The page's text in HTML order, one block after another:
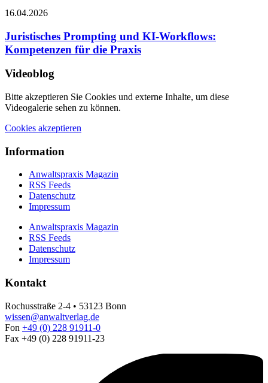
16.04.2026
Juristisches Prompting und KI-Workflows:
Kompetenzen für die Praxis
Videoblog
Bitte akzeptieren Sie Cookies und externe Inhalte, um diese
Videogalerie sehen zu können.
Cookies akzeptieren
Information
Anwaltspraxis Magazin
RSS Feeds
Datenschutz
Impressum
Anwaltspraxis Magazin
RSS Feeds
Datenschutz
Impressum
Kontakt
Rochusstraße 2-4 • 53123 Bonn
wissen@anwaltverlag.de
Fon +49 (0) 228 91911-0
Fax +49 (0) 228 91911-23